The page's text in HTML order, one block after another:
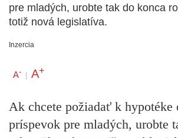
pre mladých, urobte tak do konca
totiž nová legislatíva.
Inzercia
A- | A+
Ak chcete požiadať k hypotéke
príspevok pre mladých, urobte